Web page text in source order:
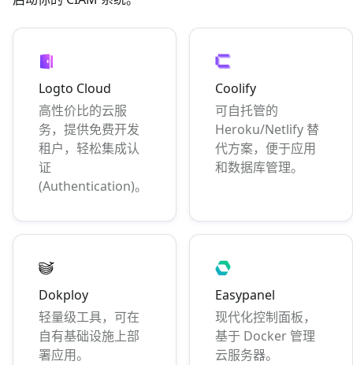
Logto Cloud
高性价比的云服
务，提供免费开发
租户，轻松集成认
证
(Authentication)。
Coolify
可自托管的
Heroku/Netlify 替
代方案，便于应用
和数据库管理。
Dokploy
轻量级工具，可在
自有基础设施上部
署应用。
Easypanel
现代化控制面板，
基于 Docker 管理
云服务器。